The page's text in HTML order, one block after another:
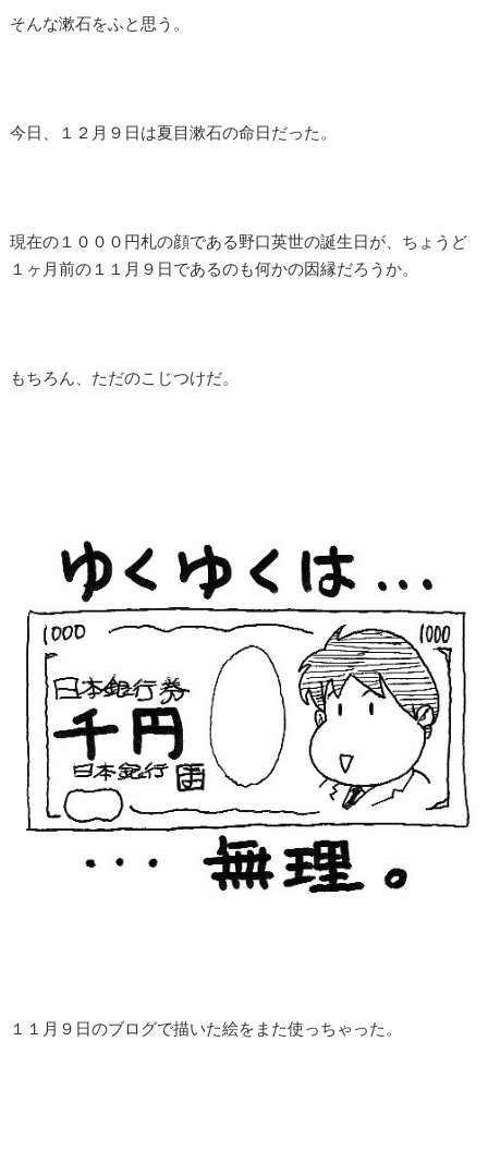
そんな漱石をふと思う。
今日、１２月９日は夏目漱石の命日だった。
現在の１０００円札の顔である野口英世の誕生日が、ちょうど
１ヶ月前の１１月９日であるのも何かの因縁だろうか。
もちろん、ただのこじつけだ。
１１月９日のブログで描いた絵をまた使っちゃった。